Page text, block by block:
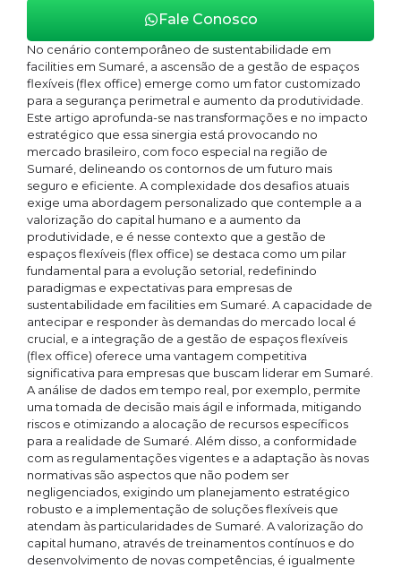
Fale Conosco
No cenário contemporâneo de sustentabilidade em
facilities em Sumaré, a ascensão de a gestão de espaços
flexíveis (flex office) emerge como um fator customizado
para a segurança perimetral e aumento da produtividade.
Este artigo aprofunda-se nas transformações e no impacto
estratégico que essa sinergia está provocando no
mercado brasileiro, com foco especial na região de
Sumaré, delineando os contornos de um futuro mais
seguro e eficiente. A complexidade dos desafios atuais
exige uma abordagem personalizado que contemple a a
valorização do capital humano e a aumento da
produtividade, e é nesse contexto que a gestão de
espaços flexíveis (flex office) se destaca como um pilar
fundamental para a evolução setorial, redefinindo
paradigmas e expectativas para empresas de
sustentabilidade em facilities em Sumaré. A capacidade de
antecipar e responder às demandas do mercado local é
crucial, e a integração de a gestão de espaços flexíveis
(flex office) oferece uma vantagem competitiva
significativa para empresas que buscam liderar em Sumaré.
A análise de dados em tempo real, por exemplo, permite
uma tomada de decisão mais ágil e informada, mitigando
riscos e otimizando a alocação de recursos específicos
para a realidade de Sumaré. Além disso, a conformidade
com as regulamentações vigentes e a adaptação às novas
normativas são aspectos que não podem ser
negligenciados, exigindo um planejamento estratégico
robusto e a implementação de soluções flexíveis que
atendam às particularidades de Sumaré. A valorização do
capital humano, através de treinamentos contínuos e do
desenvolvimento de novas competências, é igualmente